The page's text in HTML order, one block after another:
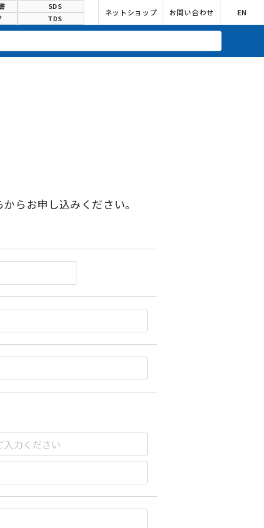
SDS
TDS
ネットショップ お問い合わせ EN
らお申し込みください。